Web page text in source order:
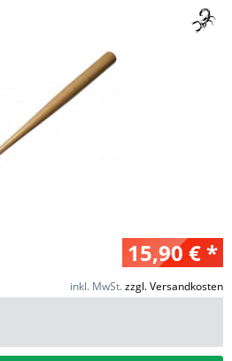
15,90 € *
inkl. MwSt.zzgl. Versandkosten